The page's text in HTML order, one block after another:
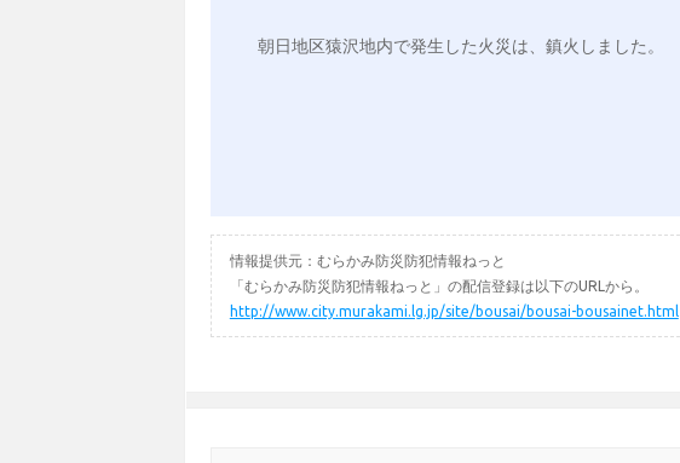
朝日地区猿沢地内で発生した火災は、鎮火しました。
情報提供元：むらかみ防災防犯情報ねっと
「むらかみ防災防犯情報ねっと」の配信登録は以下のURLから。
http://www.city.murakami.lg.jp/site/bousai/bousai-bousainet.html